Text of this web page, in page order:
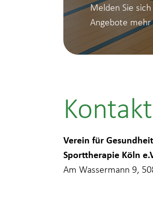
Melden Sie
Angebote
Kontakt
Verein für
Sporttherapie Köln
Am Wassermann 9,